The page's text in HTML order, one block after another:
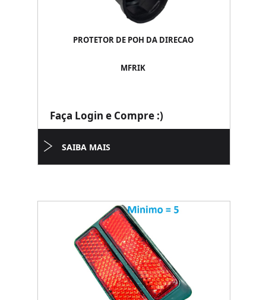
PROTETOR DE POH DA DIRECAO
MFRIK
Faça Login e Compre :)
SAIBA MAIS